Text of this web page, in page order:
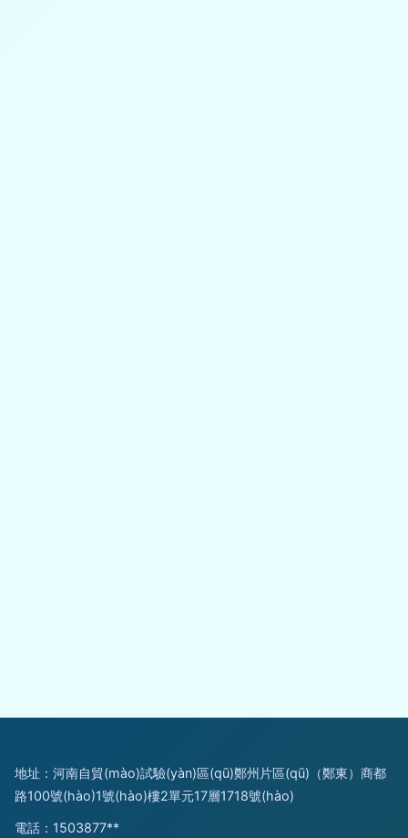
地址：河南自貿(mào)試驗(yàn)區(qū)鄭州片區(qū)（鄭東）商都
路100號(hào)1號(hào)樓2單元17層1718號(hào)
電話：1503877**